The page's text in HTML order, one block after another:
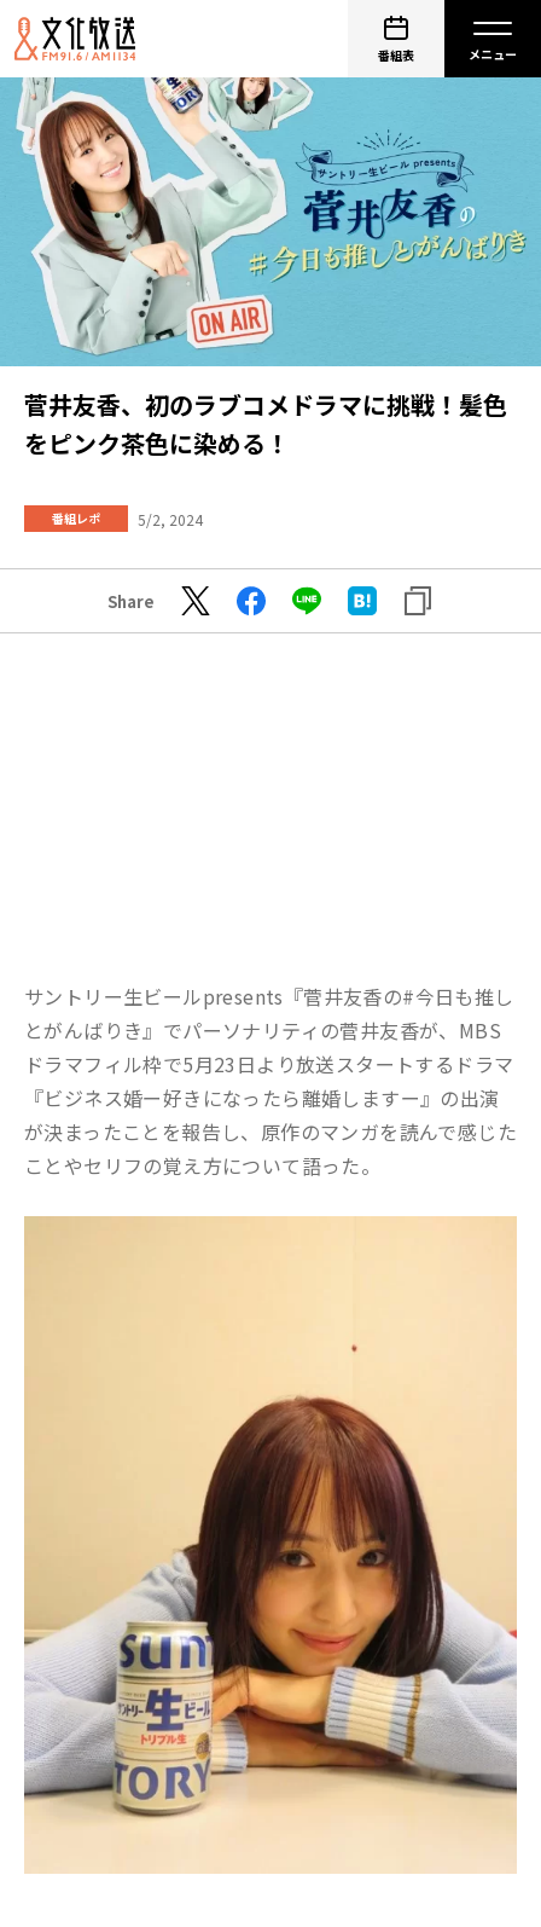
番組表
菅井友香、初のラブコメドラマに挑戦！髪色
をピンク茶色に染める！
番組レポ 5/2, 2024
Share
サントリー生ビールpresents『菅井友香の#今日も推し
とがんばりき』でパーソナリティの菅井友香が、MBS
ドラマフィル枠で5月23日より放送スタートするドラマ
『ビジネス婚ー好きになったら離婚しますー』の出演
が決まったことを報告し、原作のマンガを読んで感じた
ことやセリフの覚え方について語った。